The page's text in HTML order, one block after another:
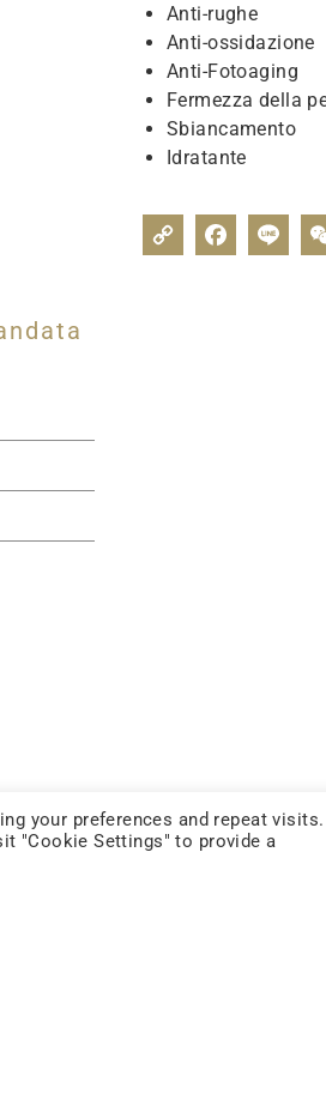
Anti-rughe
Anti-ossidazione
Anti-Fotoaging
Fermezza della
Sbiancamento
Idratante
your preferences and repeat visits.
"Cookie Settings" to provide a